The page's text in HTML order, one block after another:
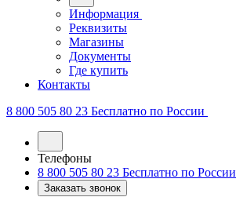
Информация
Реквизиты
Магазины
Документы
Где купить
Контакты
8 800 505 80 23 Бесплатно по России
Телефоны
8 800 505 80 23 Бесплатно по России
Заказать звонок